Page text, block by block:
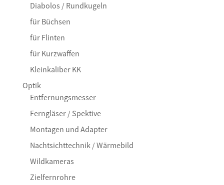
Diabolos / Rundkugeln
für Büchsen
für Flinten
für Kurzwaffen
Kleinkaliber KK
Optik
Entfernungsmesser
Ferngläser / Spektive
Montagen und Adapter
Nachtsichttechnik / Wärmebild
Wildkameras
Zielfernrohre